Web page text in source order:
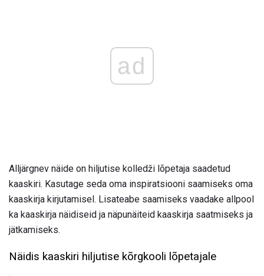
ad
Alljärgnev näide on hiljutise kolledži lõpetaja saadetud
kaaskiri. Kasutage seda oma inspiratsiooni saamiseks oma
kaaskirja kirjutamisel. Lisateabe saamiseks vaadake allpool
ka kaaskirja näidiseid ja näpunäiteid kaaskirja saatmiseks ja
jätkamiseks.
Näidis kaaskiri hiljutise kõrgkooli lõpetajale